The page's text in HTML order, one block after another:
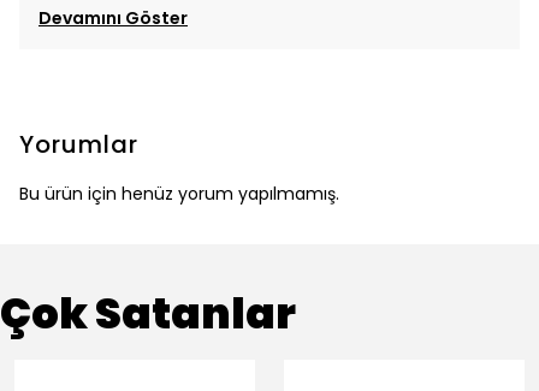
Devamını Göster
Yorumlar
Bu ürün için henüz yorum yapılmamış.
Çok Satanlar